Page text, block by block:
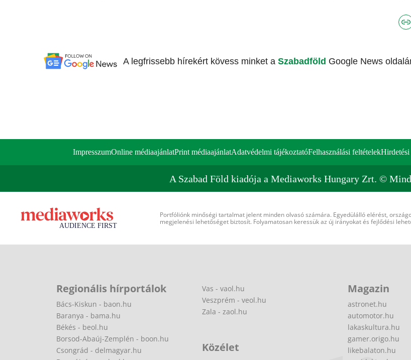
A legfrissebb hírekért kövess minket a Szabadföld Google News
ImpresszumOnline médiaajánlatPrint médiaajánlatAdatvédelmi tájékoztatóFelhasználási feltételekHirdetési
A Szabad Föld kiadója a Mediaworks Hungary Zrt. ©
Portfóliónk minőségi tartalmat jelent minden olvasó számára. Egyedülálló elérést,
megjelenési lehetőséget biztosít. Folyamatosan keressük az új irányokat és fejlődési
Regionális hírportálok
Bács-Kiskun - baon.hu
Baranya - bama.hu
Békés - beol.hu
Borsod-Abaúj-Zemplén - boon.hu
Csongrád - delmagyar.hu
Vas - vaol.hu
Veszprém - veol.hu
Zala - zaol.hu
Közélet
Magazin
astronet.hu
automotor.hu
lakaskultura.hu
gamer.origo.hu
likebalaton.hu